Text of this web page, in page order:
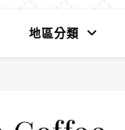
地區分類